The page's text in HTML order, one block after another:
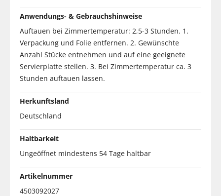
Anwendungs- & Gebrauchshinweise
Auftauen bei Zimmertemperatur: 2,5-3 Stunden. 1.
Verpackung und Folie entfernen. 2. Gewünschte
Anzahl Stücke entnehmen und auf eine geeignete
Servierplatte stellen. 3. Bei Zimmertemperatur ca. 3
Stunden auftauen lassen.
Herkunftsland
Deutschland
Haltbarkeit
Ungeöffnet mindestens 54 Tage haltbar
Artikelnummer
4503092027